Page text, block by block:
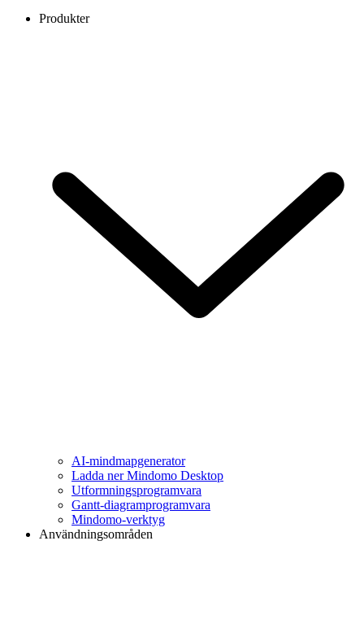
Produkter
AI-mindmapgenerator
Ladda ner Mindomo Desktop
Utformningsprogramvara
Gantt-diagramprogramvara
Mindomo-verktyg
Användningsområden